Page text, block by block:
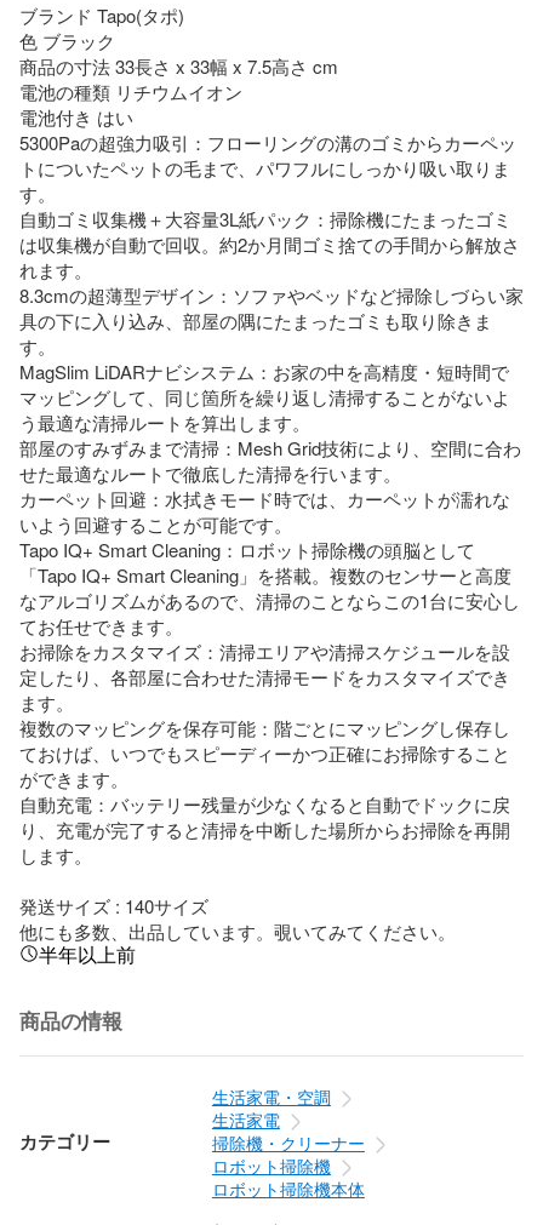
ブランド Tapo(タポ)
色 ブラック
商品の寸法 33長さ x 33幅 x 7.5高さ cm
電池の種類 リチウムイオン
電池付き はい
5300Paの超強力吸引：フローリングの溝のゴミからカーペッ
トについたペットの毛まで、パワフルにしっかり吸い取りま
す。
自動ゴミ収集機＋大容量3L紙パック：掃除機にたまったゴミ
は収集機が自動で回収。約2か月間ゴミ捨ての手間から解放さ
れます。
8.3cmの超薄型デザイン：ソファやベッドなど掃除しづらい家
具の下に入り込み、部屋の隅にたまったゴミも取り除きま
す。
MagSlim LiDARナビシステム：お家の中を高精度・短時間で
マッピングして、同じ箇所を繰り返し清掃することがないよ
う最適な清掃ルートを算出します。
部屋のすみずみまで清掃：Mesh Grid技術により、空間に合わ
せた最適なルートで徹底した清掃を行います。
カーペット回避：水拭きモード時では、カーペットが濡れな
いよう回避することが可能です。
Tapo IQ+ Smart Cleaning：ロボット掃除機の頭脳として
「Tapo IQ+ Smart Cleaning」を搭載。複数のセンサーと高度
なアルゴリズムがあるので、清掃のことならこの1台に安心し
てお任せできます。
お掃除をカスタマイズ：清掃エリアや清掃スケジュールを設
定したり、各部屋に合わせた清掃モードをカスタマイズでき
ます。
複数のマッピングを保存可能：階ごとにマッピングし保存し
ておけば、いつでもスピーディーかつ正確にお掃除すること
ができます。
自動充電：バッテリー残量が少なくなると自動でドックに戻
り、充電が完了すると清掃を中断した場所からお掃除を再開
します。
発送サイズ : 140サイズ
他にも多数、出品しています。覗いてみてください。
半年以上前
商品の情報
カテゴリー
生活家電・空調
生活家電
掃除機・クリーナー
ロボット掃除機
ロボット掃除機本体